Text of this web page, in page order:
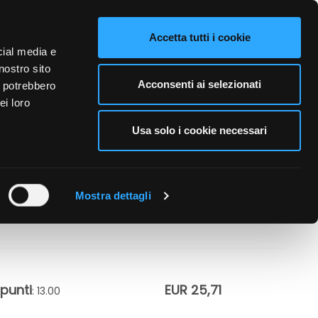
media e
sito
loro
Mostra dettagli
Accetta tutti i cookie
Acconsenti ai selezionati
Usa solo i cookie necessari
LINGUE
NAZIONE VENDITA
CONTATTI
CURA DELL'AMBIENTE BUSINESS
SULLE
punti: 13.00 EUR 25,71